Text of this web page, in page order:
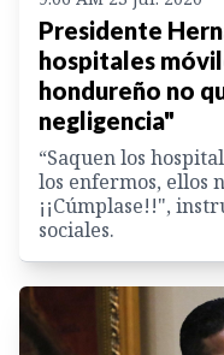
Presidente
hospitales
hondureño no
negligencia"
“Saquen los
los enfermos, ellos
¡¡Cúmplase!!",
sociales.